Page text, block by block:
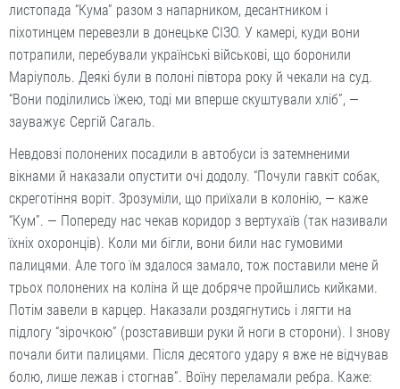
листопада “Кума” разом з напарником, десантником і
піхотинцем перевезли в донецьке СІЗО. У камері, куди вони
потрапили, перебували українські військові, що боронили
Маріуполь. Деякі були в полоні півтора року й чекали на суд.
“Вони поділились їжею, тоді ми вперше скуштували хліб”, —
зауважує Сергій Сагаль.
Невдовзі полонених посадили в автобуси із затемненими
вікнами й наказали опустити очі додолу. “Почули гавкіт собак,
скреготіння воріт. Зрозуміли, що приїхали в колонію, — каже
“Кум”. — Попереду нас чекав коридор з вертухаїв (так називали
їхніх охоронців). Коли ми бігли, вони били нас гумовими
палицями. Але того їм здалося замало, тож поставили мене й
трьох полонених на коліна й ще добряче пройшлись кийками.
Потім завели в карцер. Наказали роздягнутись і лягти на
підлогу “зірочкою” (розставивши руки й ноги в сторони). І знову
почали бити палицями. Після десятого удару я вже не відчував
болю, лише лежав і стогнав”. Воїну переламали ребра. Каже: